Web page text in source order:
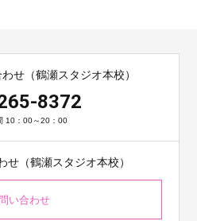
せ（鶴瀬スタジオ本校）
8372
10：00～20：00
せ（鶴瀬スタジオ本校）
い合わせ